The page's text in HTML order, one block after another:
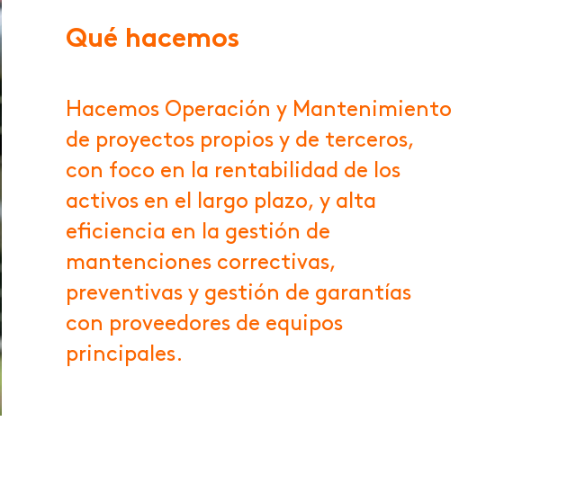
Qué hacemos
Hacemos Operación y Mantenimiento
de proyectos propios y de terceros,
con foco en la rentabilidad de los
activos en el largo plazo, y alta
eficiencia en la gestión de
mantenciones correctivas,
preventivas y gestión de garantías
con proveedores de equipos
principales.